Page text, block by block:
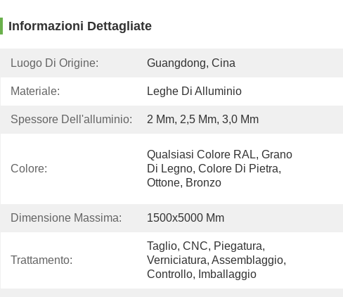
Informazioni Dettagliate
Luogo Di Origine: Guangdong, Cina
Materiale: Leghe Di Alluminio
Spessore Dell'alluminio: 2 Mm, 2,5 Mm, 3,0 Mm
Colore:
Qualsiasi Colore RAL, Grano
Di Legno, Colore Di Pietra,
Ottone, Bronzo
Dimensione Massima: 1500x5000 Mm
Trattamento:
Taglio, CNC, Piegatura,
Verniciatura, Assemblaggio,
Controllo, Imballaggio